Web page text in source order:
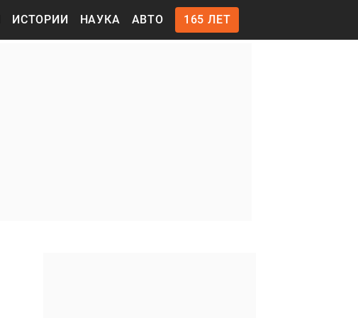
ИСТОРИИ НАУКА АВТО 165 ЛЕТ